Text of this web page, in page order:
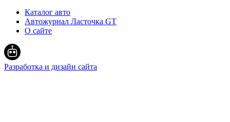
Каталог авто
Автожурнал Ласточка GT
О сайте
Разработка и дизайн сайта